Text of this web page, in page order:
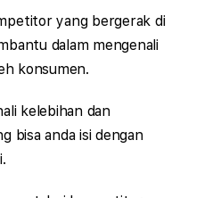
yang bergerak di
dalam mengenali
konsumen.
kelebihan dan
bisa anda isi dengan